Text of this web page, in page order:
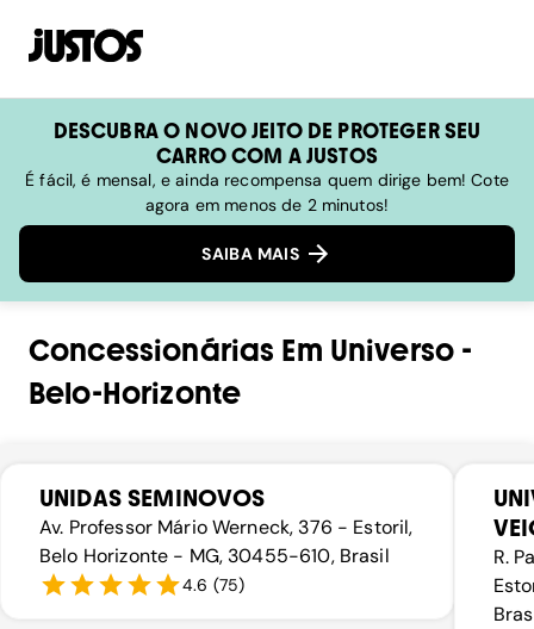
DESCUBRA O NOVO JEITO DE PROTEGER SEU
CARRO COM A JUSTOS
É fácil, é mensal, e ainda recompensa quem dirige bem! Cote
agora em menos de 2 minutos!
SAIBA MAIS
Concessionárias Em Universo -
Belo-Horizonte
UNIDAS SEMINOVOS
Av. Professor Mário Werneck, 376 - Estoril,
Belo Horizonte - MG, 30455-610, Brasil
4.6 (75)
R.